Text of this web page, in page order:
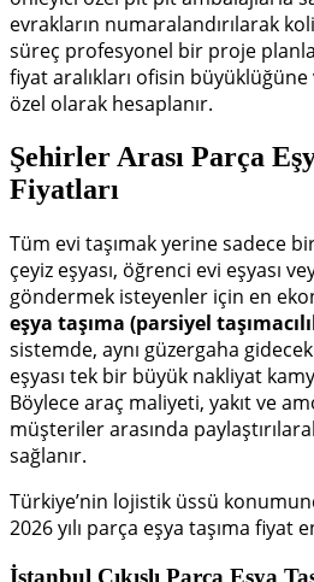
evrakların numaralandırılarak
süreç profesyonel bir proje
fiyat aralıkları ofisin büyüklüğüne
özel olarak hesaplanır.
Şehirler Arası Parça
Fiyatları
Tüm evi taşımak yerine sadece
çeyiz eşyası, öğrenci evi eşyası
göndermek isteyenler için en
eşya taşıma (parsiyel
sistemde, aynı güzergaha
eşyası tek bir büyük nakliyat
Böylece araç maliyeti, yakıt ve
müşteriler arasında
sağlanır.
Türkiye’nin lojistik üssü
2026 yılı parça eşya taşıma fiyat
İstanbul Çıkışlı Parça Eşya